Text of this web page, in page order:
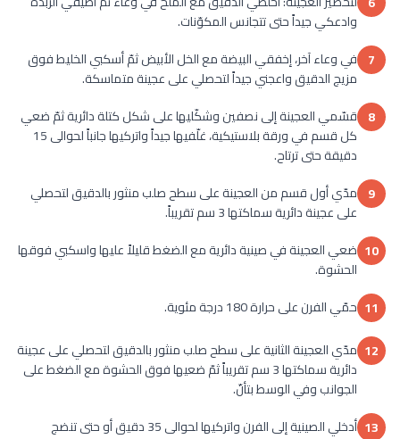
وادعكي جيداً حتى تتجانس المكوّنات.
7 في وعاء آخر، إخفقي البيضة مع الخل الأبيض ثمّ أسكبي الخليط فوق
مزيج الدقيق واعجني جيداً لتحصلي على عجينة متماسكة.
8 قسّمي العجينة إلى نصفين وشكّليها على شكل كتلة دائرية ثمّ ضعي
كل قسم في ورقة بلاستيكية، غلّفيها جيداً واتركيها جانباً لحوالى 15
دقيقة حتى ترتاح.
9 مدّي أول قسم من العجينة على سطح صلب منثور بالدقيق لتحصلي
على عجينة دائرية سماكتها 3 سم تقريباً.
10 ضعي العجينة في صينية دائرية مع الضغط قليلاً عليها واسكبي فوقها
الحشوة.
11 حمّي الفرن على حرارة 180 درجة مئوية.
12 مدّي العجينة الثانية على سطح صلب منثور بالدقيق لتحصلي على عجينة
دائرية سماكتها 3 سم تقريباً ثمّ ضعيها فوق الحشوة مع الضغط على
الجوانب وفي الوسط بتأنّ.
13
أدخلي الصينية إلى الفرن واتركيها لحوالى 35 دقيق أو حتى تنضج